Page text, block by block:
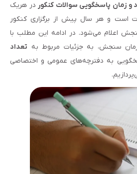
و زمان پاسخگویی سوالات کنکور در هریک
است و هر سال پیش از برگزاری کنکور
اعلام می‌شود. در ادامه این مطلب با
سنجش، به جزئیات مربوط به تعداد
به دفترچه‌های عمومی و اختصاصی